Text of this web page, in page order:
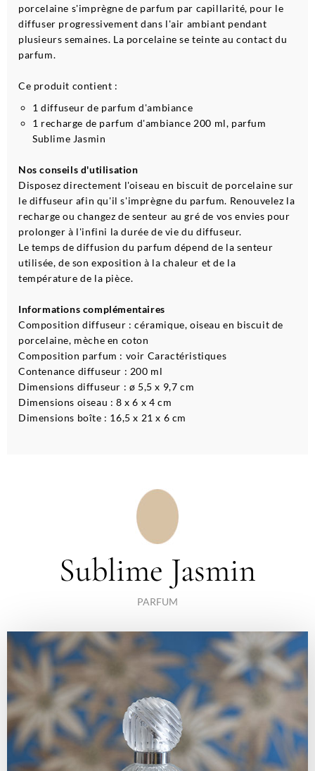
porcelaine s'imprègne de parfum par capillarité, pour le
diffuser progressivement dans l'air ambiant pendant
plusieurs semaines. La porcelaine se teinte au contact du
parfum.
Ce produit contient :
1 diffuseur de parfum d'ambiance
1 recharge de parfum d'ambiance 200 ml, parfum
Sublime Jasmin
Nos conseils d'utilisation
Disposez directement l'oiseau en biscuit de porcelaine sur
le diffuseur afin qu'il s'imprègne du parfum. Renouvelez la
recharge ou changez de senteur au gré de vos envies pour
prolonger à l'infini la durée de vie du diffuseur.
Le temps de diffusion du parfum dépend de la senteur
utilisée, de son exposition à la chaleur et de la
température de la pièce.
Informations complémentaires
Composition diffuseur : céramique, oiseau en biscuit de
porcelaine, mèche en coton
Composition parfum : voir Caractéristiques
Contenance diffuseur : 200 ml
Dimensions diffuseur : ø 5,5 x 9,7 cm
Dimensions oiseau : 8 x 6 x 4 cm
Dimensions boîte : 16,5 x 21 x 6 cm
Sublime Jasmin
PARFUM